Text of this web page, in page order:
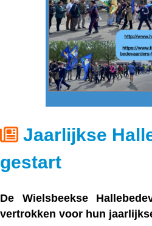
Jaarlijkse
gestart
De Wielsbeekse
vertrokken voor hun